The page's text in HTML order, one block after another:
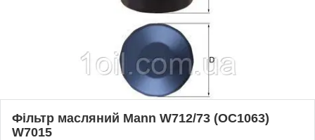
Фільтр масляний Mann W712/73 (OC1063)
W7015